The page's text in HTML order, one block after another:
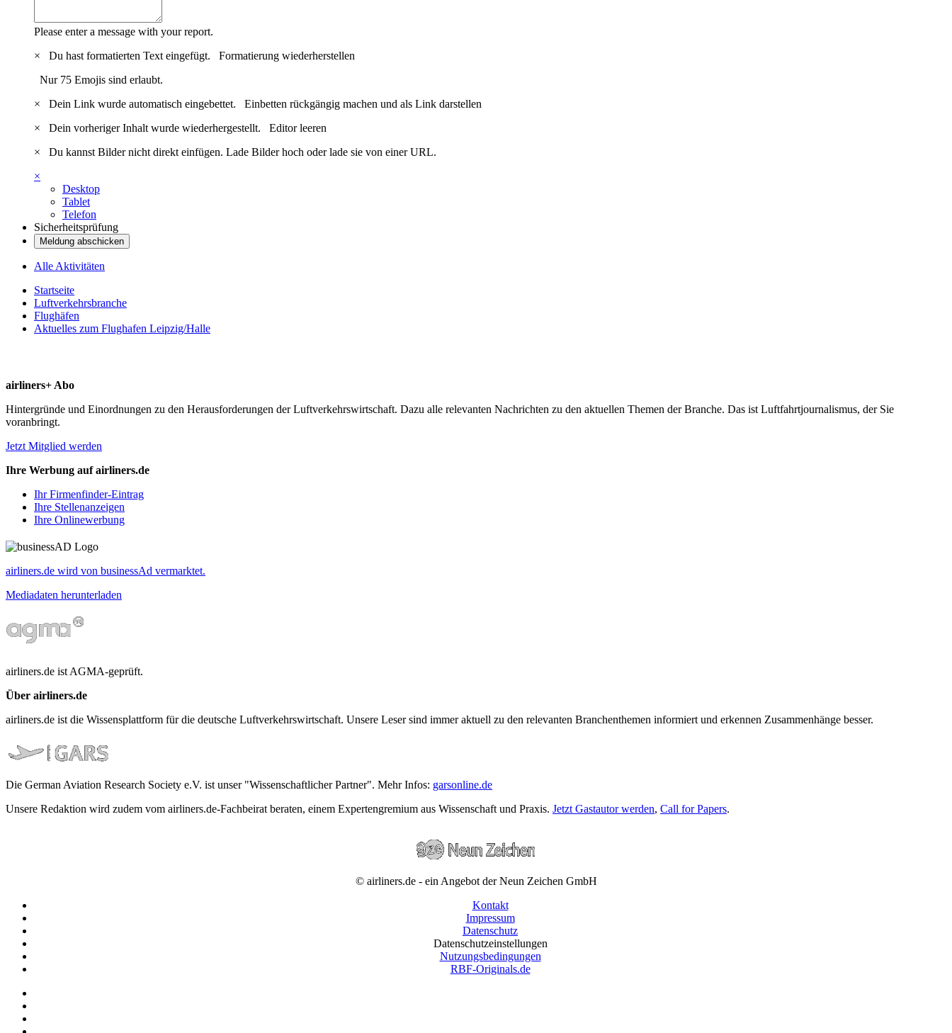
Please enter a message with your report.
×
Du hast formatierten Text eingefügt. Formatierung wiederherstellen
Nur 75 Emojis sind erlaubt.
×
Dein Link wurde automatisch eingebettet. Einbetten rückgängig machen und als Link darstellen
×
Dein vorheriger Inhalt wurde wiederhergestellt. Editor leeren
×
Du kannst Bilder nicht direkt einfügen. Lade Bilder hoch oder lade sie von einer URL.
×
Desktop
Tablet
Telefon
Sicherheitsprüfung
Meldung abschicken
Alle Aktivitäten
Startseite
Luftverkehrsbranche
Flughäfen
Aktuelles zum Flughafen Leipzig/Halle
airliners+ Abo
Hintergründe und Einordnungen zu den Herausforderungen der Luftverkehrswirtschaft. Dazu alle relevanten Nachrichten zu den aktuellen Themen der Branche. Das ist Luftfahrtjournalismus, der Sie
voranbringt.
Jetzt Mitglied werden
Ihre Werbung auf airliners.de
Ihr Firmenfinder-Eintrag
Ihre Stellenanzeigen
Ihre Onlinewerbung
airliners.de wird von businessAd vermarktet.
Mediadaten herunterladen
airliners.de ist AGMA-geprüft.
Über airliners.de
airliners.de ist die Wissensplattform für die deutsche Luftverkehrswirtschaft. Unsere Leser sind immer aktuell zu den relevanten Branchenthemen informiert und erkennen Zusammenhänge besser.
Die German Aviation Research Society e.V. ist unser "Wissenschaftlicher Partner". Mehr Infos: garsonline.de
Unsere Redaktion wird zudem vom airliners.de-Fachbeirat beraten, einem Expertengremium aus Wissenschaft und Praxis. Jetzt Gastautor werden, Call for Papers.
© airliners.de - ein Angebot der Neun Zeichen GmbH
Kontakt
Impressum
Datenschutz
Datenschutzeinstellungen
Nutzungsbedingungen
RBF-Originals.de